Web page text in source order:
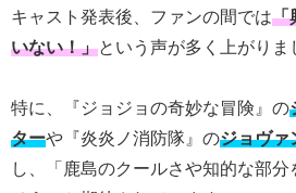
キャスト発表後、ファンの間では「
いない！」という声が多く上がりま
特に、『ジョジョの奇妙な冒険』の
ターや『炎炎ノ消防隊』のジョヴァ
し、「鹿島のクールさや知的な部